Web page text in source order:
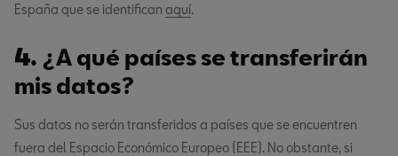
España que se identifican aquí.
4. ¿A qué países se transferirán
mis datos?
Sus datos no serán transferidos a países que se encuentren
fuera del Espacio Económico Europeo (EEE). No obstante, si